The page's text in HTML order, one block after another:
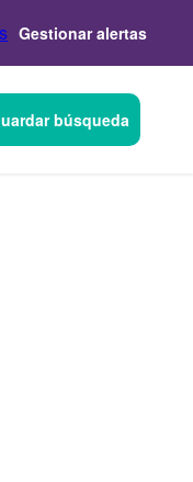
Gestionar alertas
búsqueda